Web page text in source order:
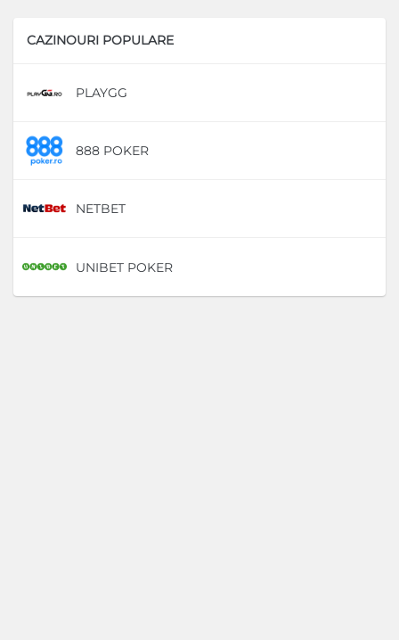
CAZINOURI POPULARE
PLAYGG
888 POKER
NETBET
UNIBET POKER